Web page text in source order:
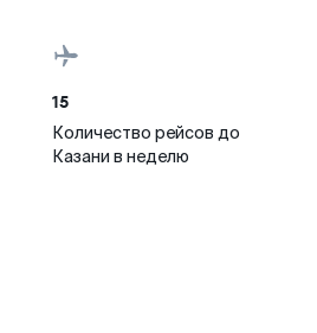
15
Количество рейсов до
Казани в неделю